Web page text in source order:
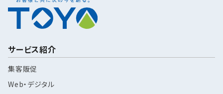
サービス紹介
集客販促
Web・デジタル